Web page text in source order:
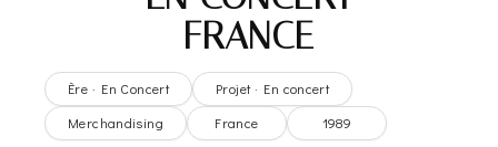
FRANCE
Ère · En Concert
Projet · En concert
Merchandising
France 1989